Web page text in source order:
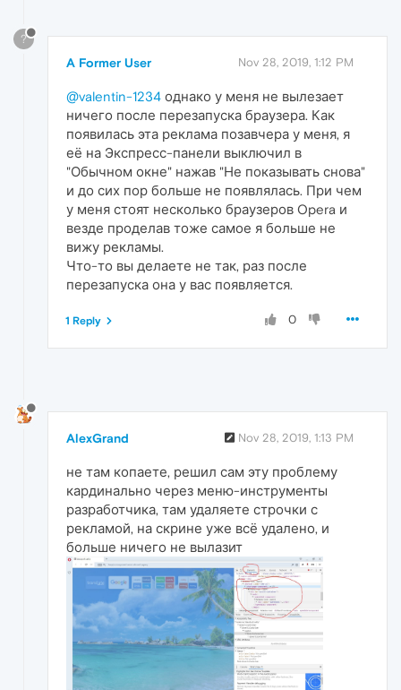
?
A Former User Nov 28, 2019, 1:12 PM
@valentin-1234 однако у меня не вылезает
ничего после перезапуска браузера. Как
появилась эта реклама позавчера у меня, я
её на Экспресс-панели выключил в
"Обычном окне" нажав "Не показывать снова"
и до сих пор больше не появлялась. При чем
у меня стоят несколько браузеров Opera и
везде проделав тоже самое я больше не
вижу рекламы.
Что-то вы делаете не так, раз после
перезапуска она у вас появляется.
0
1 Reply
AlexGrand Nov 28, 2019, 1:13 PM
не там копаете, решил сам эту проблему
кардинально через меню-инструменты
разработчика, там удаляете строчки с
рекламой, на скрине уже всё удалено, и
больше ничего не вылазит